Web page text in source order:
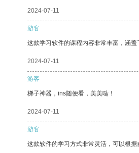
2024-07-11
游客
这款学习软件的课程内容非常丰富，涵
2024-07-11
游客
梯子神器，ins随便看，美美哒！
2024-07-11
游客
这款软件的学习方式非常灵活，可以根据